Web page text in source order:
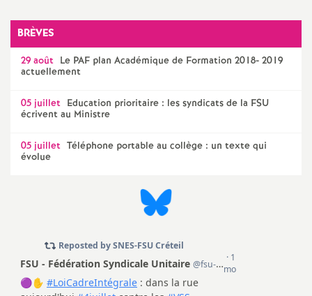
n
m
e
s
BRÈVES
29 août Le PAF plan Académique de Formation 2018- 2019
actuellement
05 juillet Education prioritaire : les syndicats de la FSU
écrivent au Ministre
05 juillet Téléphone portable au collège : un texte qui
évolue